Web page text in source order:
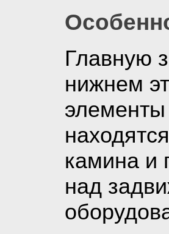
Главную
нижнем
камина и
над